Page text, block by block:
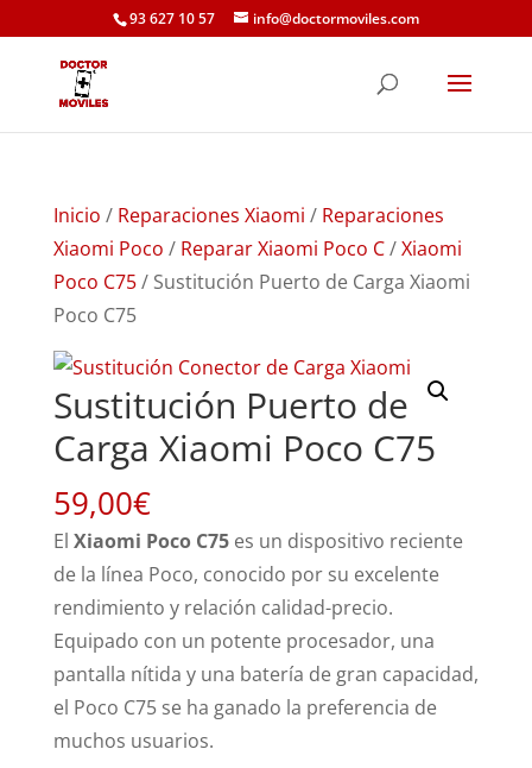
93 627 10 57 info@doctormoviles.com
Inicio / Reparaciones Xiaomi / Reparaciones
Xiaomi Poco / Reparar Xiaomi Poco C/Xiaomi
Poco C75/ Sustitución Puerto de Carga Xiaomi
Poco C75
Sustitución Puerto de
Carga Xiaomi Poco C75
59,00€
El Xiaomi Poco C75es un dispositivo reciente
de la línea Poco, conocido por su excelente
rendimiento y relación calidad-precio.
Equipado con un potente procesador, una
pantalla nítida y una batería de gran capacidad,
el Poco C75 se ha ganado la preferencia de
muchos usuarios.